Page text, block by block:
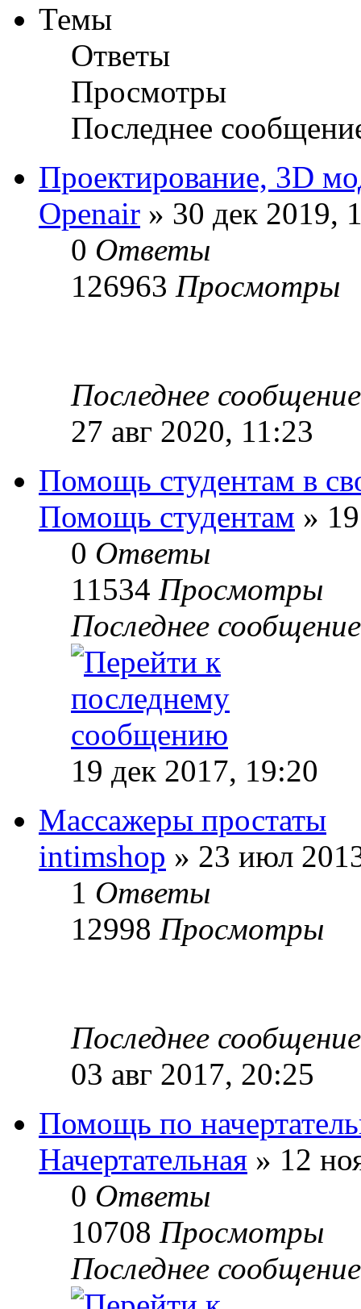
Темы
Ответы
Просмотры
Последнее
Проектирование, 3D
Openair » 30 дек 2019,
0 Ответы
126963 Просмотры
Последнее
27 авг 2020, 11:23
Помощь студентам в
Помощь студентам »
0 Ответы
11534 Просмотры
Последнее
19 дек 2017, 19:20
Массажеры простаты
intimshop » 23 июл
1 Ответы
12998 Просмотры
Последнее
03 авг 2017, 20:25
Помощь по
Начертательная » 12
0 Ответы
10708 Просмотры
Последнее